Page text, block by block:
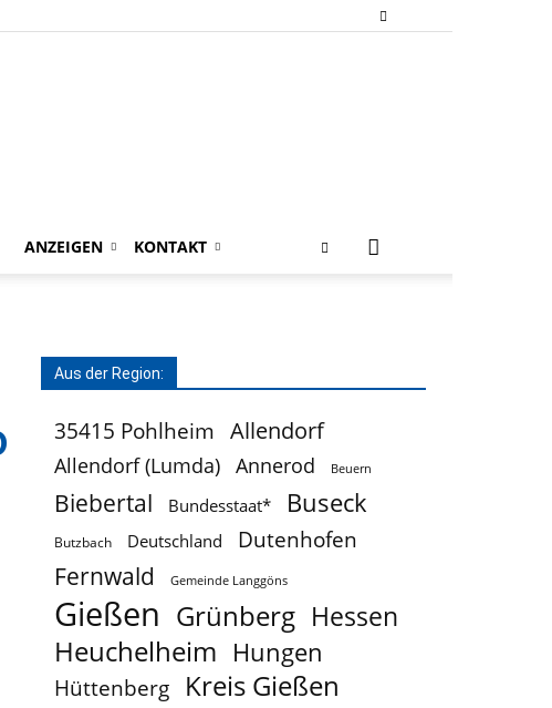
ANZEIGEN KONTAKT
Aus der Region:
35415 Pohlheim Allendorf
Allendorf (Lumda) Annerod Beuern
Biebertal Bundesstaat* Buseck
Butzbach Deutschland Dutenhofen
Fernwald Gemeinde Langgöns
Gießen Grünberg Hessen
Heuchelheim Hungen
Hüttenberg Kreis Gießen